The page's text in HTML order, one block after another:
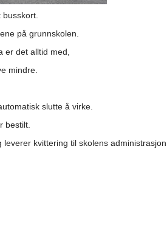
på grunnskolen.
er det alltid med,
mindre.
slutte å virke.
bestilt.
kvittering til skolens administrasjon,